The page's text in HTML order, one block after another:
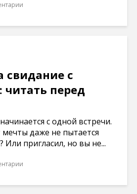
свидание с
перед
с одной встречи.
мечты даже не пытается
Или пригласил, но вы не...